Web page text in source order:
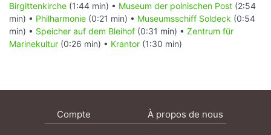
Birgittenkirche (1:44 min) • Museum der polnischen Post (2:54
min) • Philharmonie (0:21 min) • Museumsschiff Soldeck (0:54
min) • Speicher auf dem Bleihof (0:31 min) • Zentrum für
Marinekultur (0:26 min) • Krantor (1:30 min)
Compte À propos de nous